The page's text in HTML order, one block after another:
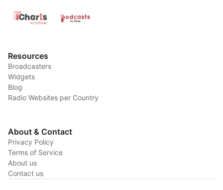
Resources
Broadcasters
Widgets
Blog
Radio Websites per Country
About & Contact
Privacy Policy
Terms of Service
About us
Contact us